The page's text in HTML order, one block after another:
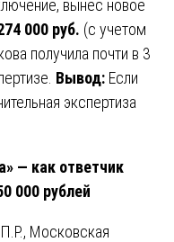
вынес новое
000 руб. (с учетом
получила почти в 3
Вывод: Если
экспертиза
— как ответчик
000 рублей
Московская